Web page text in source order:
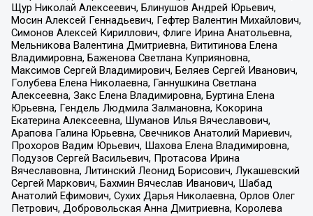
Щур Николай Алексеевич, Блинушов Андрей Юрьевич,
Мосин Алексей Геннадьевич, Гефтер Валентин Михайлович,
Симонов Алексей Кириллович, Флиге Ирина Анатольевна,
Мельникова Валентина Дмитриевна, Вититинова Елена
Владимировна, Баженова Светлана Куприяновна,
Максимов Сергей Владимирович, Беляев Сергей Иванович,
Голубева Елена Николаевна, Ганнушкина Светлана
Алексеевна, Закс Елена Владимировна, Буртина Елена
Юрьевна, Гендель Людмила Залмановна, Кокорина
Екатерина Алексеевна, Шуманов Илья Вячеславович,
Арапова Галина Юрьевна, Свечников Анатолий Мариевич,
Прохоров Вадим Юрьевич, Шахова Елена Владимировна,
Подузов Сергей Васильевич, Протасова Ирина
Вячеславовна, Литинский Леонид Борисович, Лукашевский
Сергей Маркович, Бахмин Вячеслав Иванович, Шабад
Анатолий Ефимович, Сухих Дарья Николаевна, Орлов Олег
Петрович, Добровольская Анна Дмитриевна, Королева